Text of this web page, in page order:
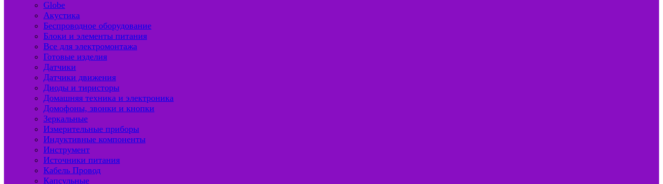
Globe
Акустика
Беспроводное оборудование
Блоки и элементы питания
Все для электромонтажа
Готовые изделия
Датчики
Датчики движения
Диоды и тиристоры
Домашняя техника и электроника
Домофоны, звонки и кнопки
Зеркальные
Измерительные приборы
Индуктивные компоненты
Инструмент
Источники питания
Кабель Провод
Капсульные